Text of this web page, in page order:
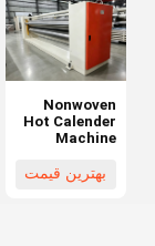
Nonwoven
Hot Calender
Machine
بهترین قیمت